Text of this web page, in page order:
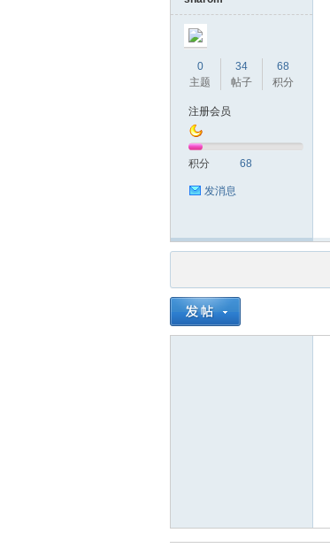
品
0
主题
34
帖子
68
积分
注册会员
积分 68
发消息